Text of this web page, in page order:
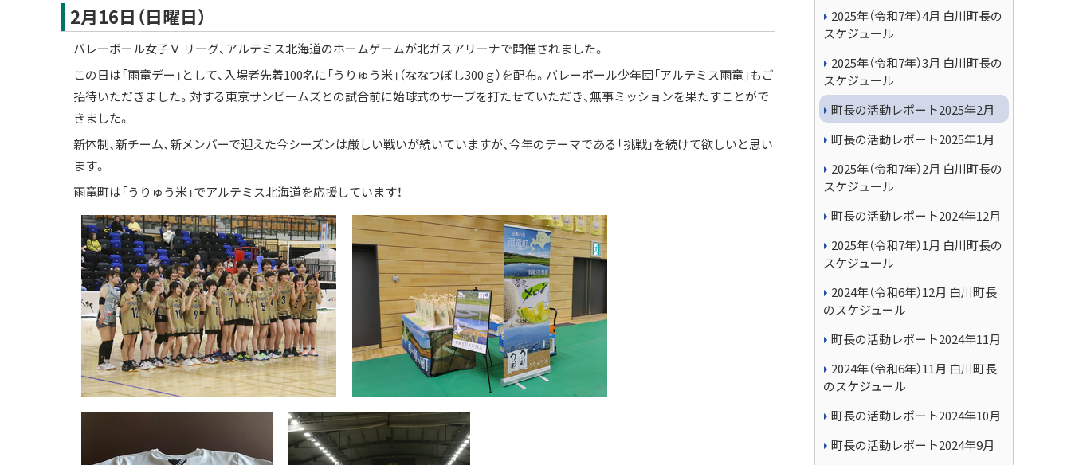
2月16日（日曜日）
バレーボール女子Ｖ.リーグ、アルテミス北海道のホームゲームが北ガスアリーナで開催されました。
この日は「雨竜デー」として、入場者先着100名に「うりゅう米」（ななつぼし300ｇ）を配布。バレーボール少年団「アルテミス雨竜」もご
招待いただきました。対する東京サンビームズとの試合前に始球式のサーブを打たせていただき、無事ミッションを果たすことがで
きました。
新体制、新チーム、新メンバーで迎えた今シーズンは厳しい戦いが続いていますが、今年のテーマである「挑戦」を続けて欲しいと思い
ます。
雨竜町は「うりゅう米」でアルテミス北海道を応援しています！
2025年（令和7年）4月 白川町長の
スケジュール
2025年（令和7年）3月 白川町長の
スケジュール
町長の活動レポート2025年2月
町長の活動レポート2025年1月
2025年（令和7年）2月 白川町長の
スケジュール
町長の活動レポート2024年12月
2025年（令和7年）1月 白川町長の
スケジュール
2024年（令和6年）12月 白川町長
のスケジュール
町長の活動レポート2024年11月
2024年（令和6年）11月 白川町長
のスケジュール
町長の活動レポート2024年10月
町長の活動レポート2024年9月